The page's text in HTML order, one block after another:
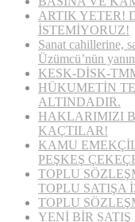
ARTIK YETER!
İSTEMİYORUZ!
Sanat cahillerine,
Üzümcü’nün
KESK-DİSK-
HÜKUMETİN
ALTINDADIR.
HAKLARIMIZI
KAÇTILAR!
KAMU
PEŞKEŞ
TOPLU
TOPLU SATIŞA
TOPLU
YENİ BİR SATIŞ